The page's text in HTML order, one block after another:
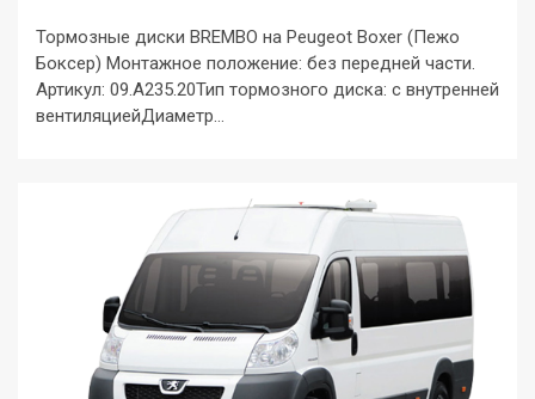
Тормозные диски BREMBO на Peugeot Boxer (Пежо
Боксер) Монтажное положение: без передней части.
Артикул: 09.A235.20Тип тормозного диска: с внутренней
вентиляциейДиаметр...